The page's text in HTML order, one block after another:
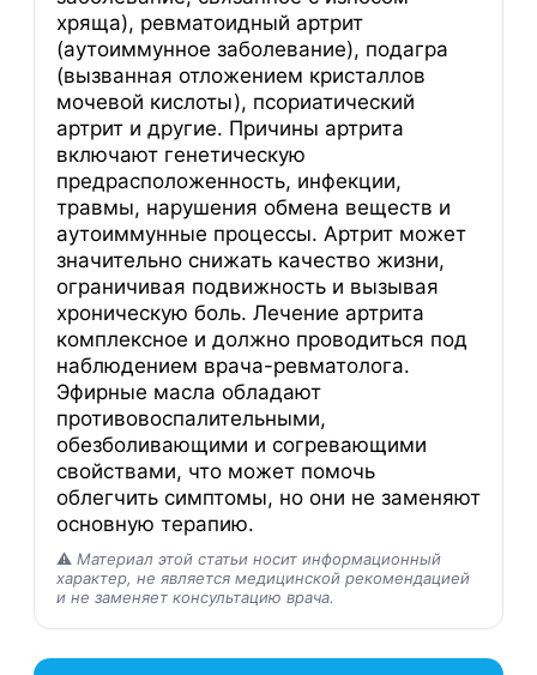
хряща), ревматоидный артрит
(аутоиммунное заболевание), подагра
(вызванная отложением кристаллов
мочевой кислоты), псориатический
артрит и другие. Причины артрита
включают генетическую
предрасположенность, инфекции,
травмы, нарушения обмена веществ и
аутоиммунные процессы. Артрит может
значительно снижать качество жизни,
ограничивая подвижность и вызывая
хроническую боль. Лечение артрита
комплексное и должно проводиться под
наблюдением врача-ревматолога.
Эфирные масла обладают
противовоспалительными,
обезболивающими и согревающими
свойствами, что может помочь
облегчить симптомы, но они не заменяют
основную терапию.
⚠️ Материал этой статьи носит информационный
характер, не является медицинской рекомендацией
и не заменяет консультацию врача.